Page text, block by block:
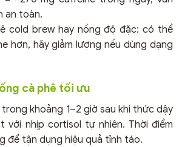
an toàn.
cold brew hay nồng độ đặc: có thể
hơn, hãy giảm lượng nếu dùng dạng
cà phê tối ưu
khoảng 1–2 giờ sau khi thức dậy
với nhịp cortisol tự nhiên. Thời điểm
để tận dụng hiệu quả tỉnh táo.